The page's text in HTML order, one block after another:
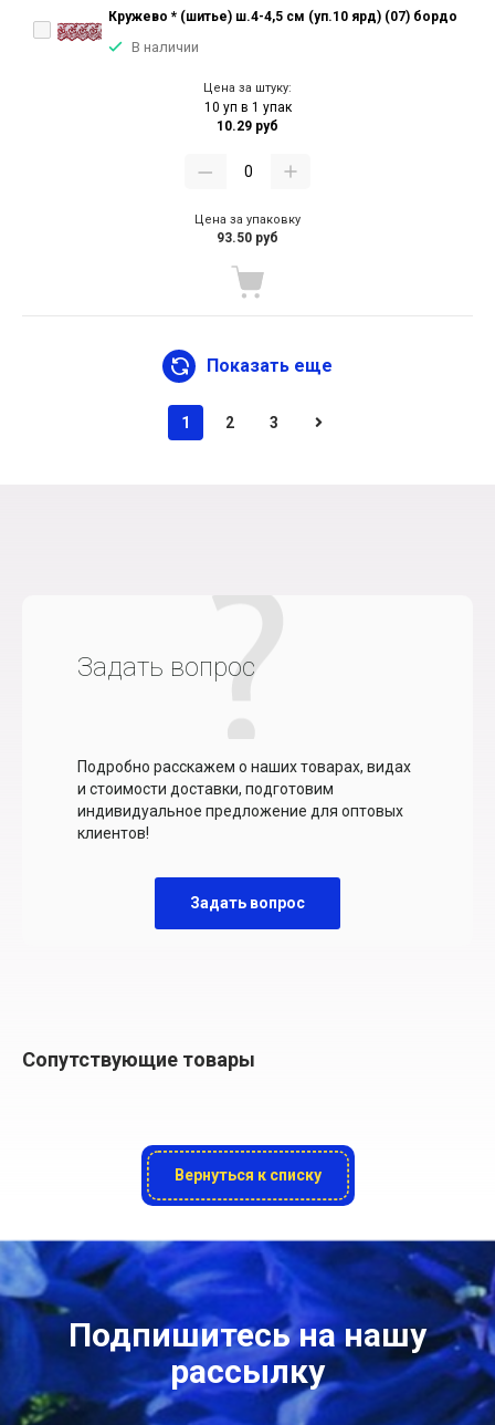
Кружево * (шитье) ш.4-4,5 см (уп.10 ярд) (07) бордо
В наличии
Цена за штуку:
10 уп в 1 упак
10.29 руб
Цена за упаковку
93.50 руб
Показать еще
1 2 3
Задать вопрос
Подробно расскажем о наших товарах, видах
и стоимости доставки, подготовим
индивидуальное предложение для оптовых
клиентов!
Задать вопрос
Сопутствующие товары
Вернуться к списку
Подпишитесь на нашу
рассылку